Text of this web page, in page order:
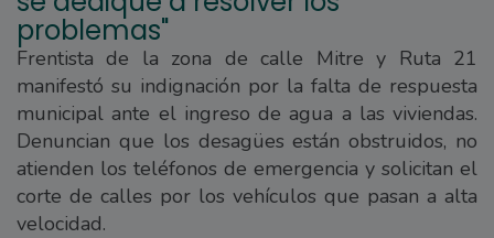
problemas"
Frentista de la zona de calle Mitre y Ruta 21
manifestó su indignación por la falta de respuesta
municipal ante el ingreso de agua a las viviendas.
Denuncian que los desagües están obstruidos, no
atienden los teléfonos de emergencia y solicitan el
corte de calles por los vehículos que pasan a alta
velocidad.